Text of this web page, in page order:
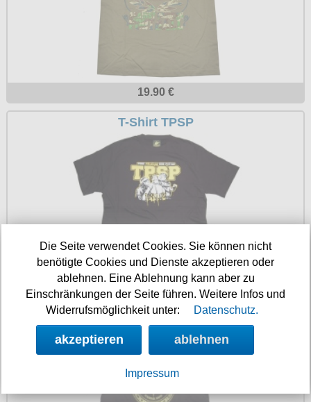
Petticoats
Begriffe
Dobermann
Hot Rod
Nordische Götterwelt
Ostzone
Punkrock
Rockabilly
Wikinger
19.90 €
T-Shirt TPSP
T-Shirt Ultras Football Explorers
Die Seite verwendet Cookies. Sie können nicht
benötigte Cookies und Dienste akzeptieren oder
ablehnen. Eine Ablehnung kann aber zu
Einschränkungen der Seite führen. Weitere Infos und
Widerrufsmöglichkeit unter:
Datenschutz.
akzeptieren ablehnen
Impressum